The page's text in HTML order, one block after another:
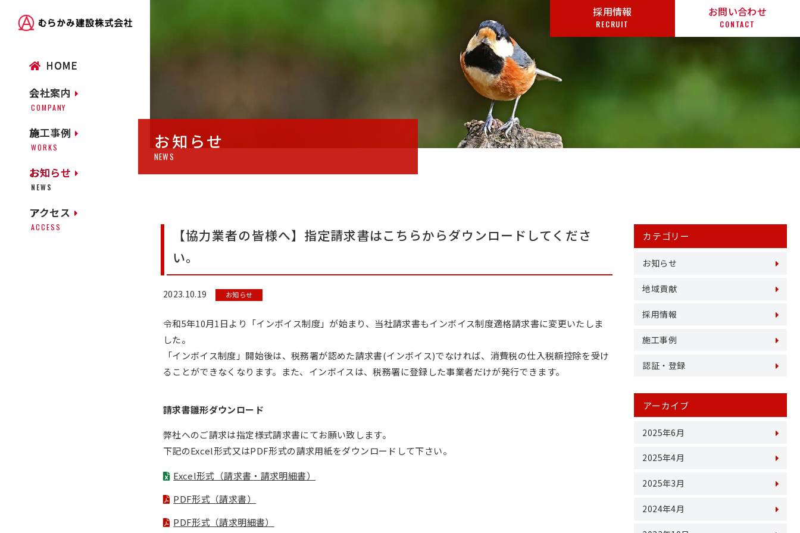
HOME
会社案内
COMPANY
施工事例
WORKS
お知らせ
NEWS
アクセス
ACCESS
採用情報
RECRUIT
お問い合わせ
CONTACT
お知らせ
NEWS
【協力業者の皆様へ】指定請求書はこちらからダウンロードしてくださ
い。
2023.10.19 お知らせ
令和5年10月1日より「インボイス制度」が始まり、当社請求書もインボイス制度適格請求書に変更いたしま
した。
「インボイス制度」開始後は、税務署が認めた請求書(インボイス)でなければ、消費税の仕入税額控除を受け
ることができなくなります。また、インボイスは、税務署に登録した事業者だけが発行できます。
請求書雛形ダウンロード
弊社へのご請求は指定様式請求書にてお願い致します。
下記のExcel形式又はPDF形式の請求用紙をダウンロードして下さい。
Excel形式（請求書・請求明細書）
PDF形式（請求書）
PDF形式（請求明細書）
カテゴリー
お知らせ
地域貢献
採用情報
施工事例
認証・登録
アーカイブ
2025年6月
2025年4月
2025年3月
2024年4月